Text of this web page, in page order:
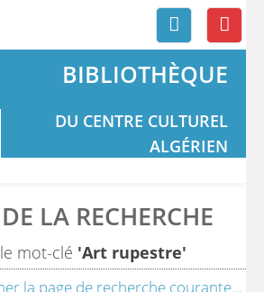
BIBLIOTHÈQUE
DU CENTRE CULTUREL
ALGÉRIEN
LA RECHERCHE
mot-clé 'Art rupestre'